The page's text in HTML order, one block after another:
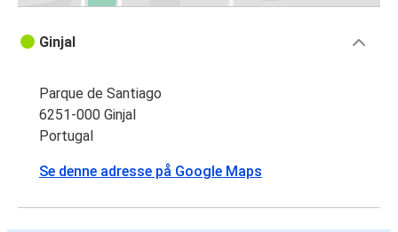
Ginjal
Parque de Santiago
6251-000 Ginjal
Portugal
Se denne adresse på Google Maps